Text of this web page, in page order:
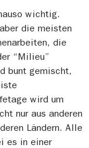
wichtig.
die meisten
die
“Milieu”
bunt gemischt,
wird um
nur aus anderen
Ländern. Alle
es in einer